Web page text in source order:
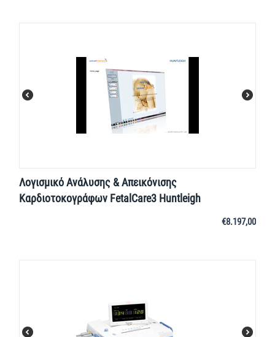
Λογισμικό Ανάλυσης & Απεικόνισης
Καρδιοτοκογράφων FetalCare3 Huntleigh
€8.197,00